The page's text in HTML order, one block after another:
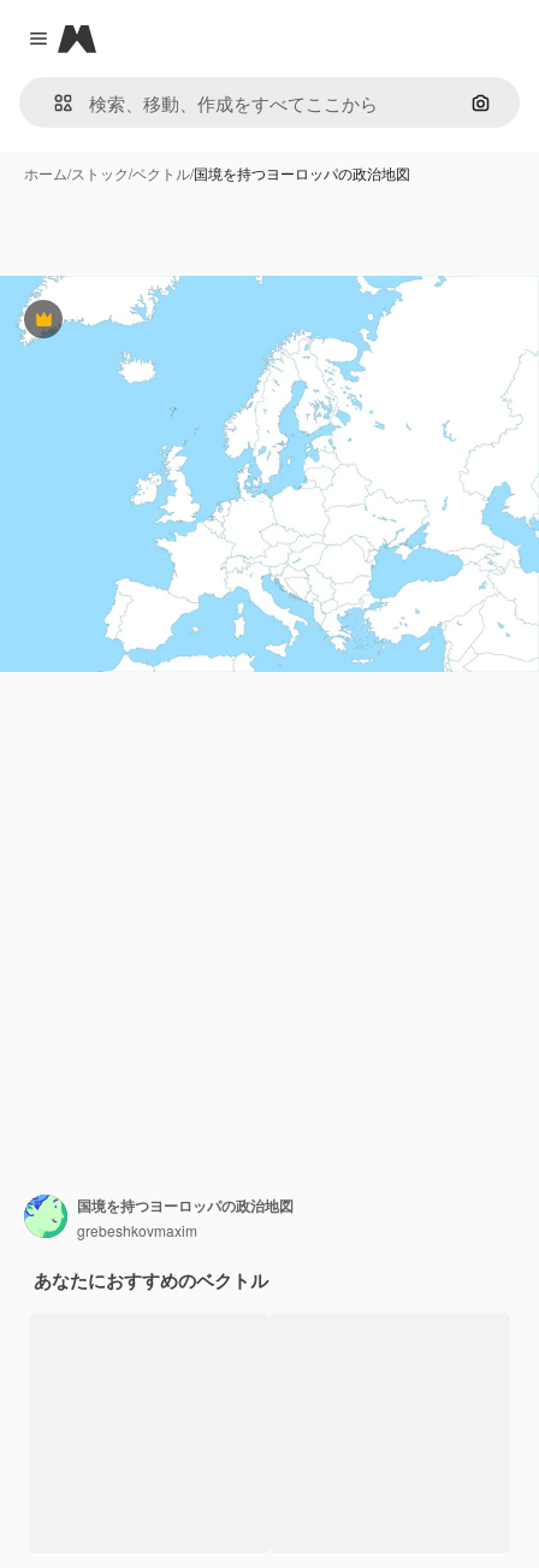
Close menu
Magnific
画像で
ホーム/ストック/ベクトル/国境を持つヨーロッパの政治地図
Premium
国境を持つヨーロッパの政治地図
grebeshkovmaxim
あなたにおすすめのベクトル